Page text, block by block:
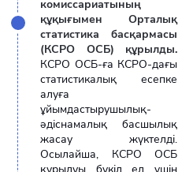
комиссариатының
құқығымен Орталық
статистика басқармасы
(КСРО ОСБ) құрылды.
КСРО ОСБ-ға КСРО-дағы
статистикалық есепке
алуға
ұйымдастырушылық-
әдіснамалық басшылық
жасау жүктелді.
Осылайша, КСРО ОСБ